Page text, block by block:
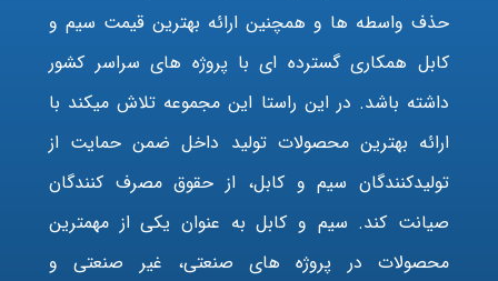
حذف واسطه ها و همچنین ارائه بهترین قیمت سیم و
کابل همکاری گسترده ای با پروژه های سراسر کشور
داشته باشد. در این راستا این مجموعه تلاش میکند با
ارائه بهترین محصولات تولید داخل ضمن حمایت از
تولیدکنندگان سیم و کابل، از حقوق مصرف کنندگان
صیانت کند. سیم و کابل به عنوان یکی از مهمترین
محصولات در پروژه های صنعتی، غیر صنعتی و